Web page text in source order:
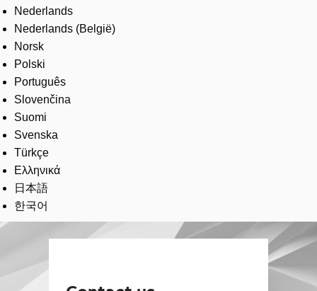
Nederlands
Nederlands (België)
Norsk
Polski
Português
Slovenčina
Suomi
Svenska
Türkçe
Ελληνικά
日本語
한국어